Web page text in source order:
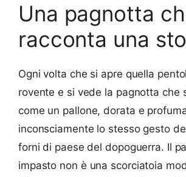
Una pagnotta
racconta una
Ogni volta che si apre quella
rovente e si vede la pagnotta che
come un pallone, dorata e
inconsciamente lo stesso gesto
forni di paese del dopoguerra. Il
impasto non è una scorciatoia